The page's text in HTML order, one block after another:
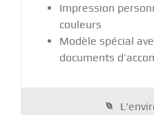
Impression
couleurs
Modèle spécial
documents